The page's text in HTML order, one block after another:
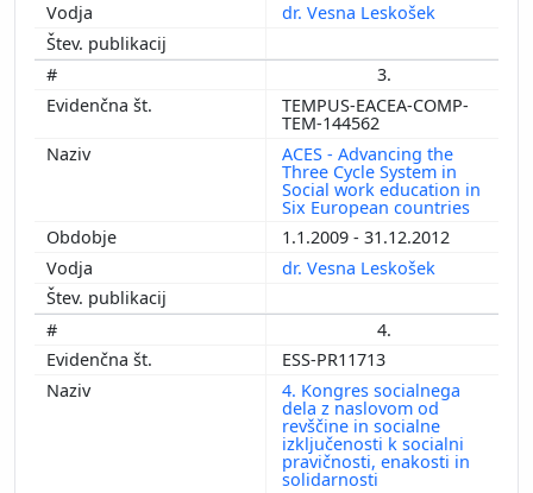
dr. Vesna Leskošek
3.
TEMPUS-EACEA-COMP-
TEM-144562
ACES - Advancing the
Three Cycle System in
Social work education in
Six European countries
1.1.2009 - 31.12.2012
dr. Vesna Leskošek
4.
ESS-PR11713
4. Kongres socialnega
dela z naslovom od
revščine in socialne
izključenosti k socialni
pravičnosti, enakosti in
solidarnosti